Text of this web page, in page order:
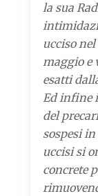
la sua
ucciso
maggio e
esatti
Ed infine
del
sospesi
uccisi si
concrete